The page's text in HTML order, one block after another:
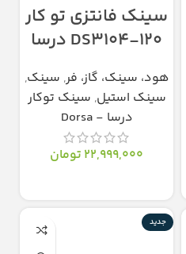
سینک فانتزی تو کار
DS3104-120 درسا
هود، سینک، گاز، فر, سینک,
سینک استیل, سینک توکار
درسا - Dorsa
22,999,000 تومان
جدید